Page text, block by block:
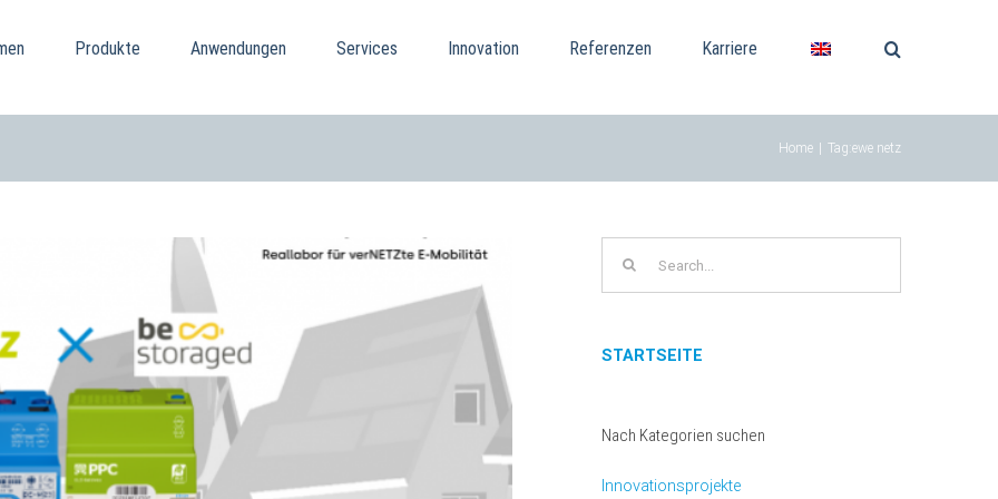
Produkte Anwendungen Services Innovation Referenzen Karriere
Home Tag:ewe netz
STARTSEITE
Nach Kategorien suchen
Innovationsprojekte